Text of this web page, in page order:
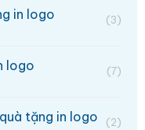
in logo (3)
logo (7)
tặng in logo (2)